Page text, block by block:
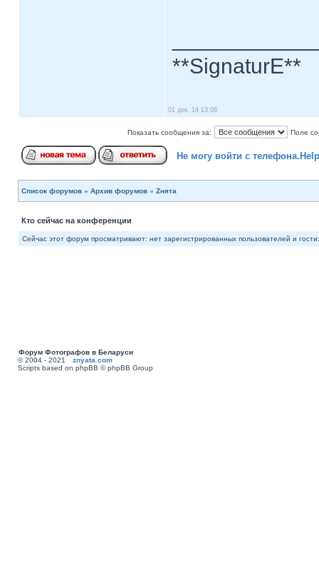
**SignaturE**
01 дек, 14 13:08
Показать сообщения за: Поле
Не могу войти с
Список форумов » Архив форумов » Zнята
Кто сейчас на конференции
Сейчас этот форум просматривают: нет зарегистрированных пользователей и
Форум Фотографов в Беларуси
© 2004 - 2021 znyata.com
Scripts based on phpBB © phpBB Group